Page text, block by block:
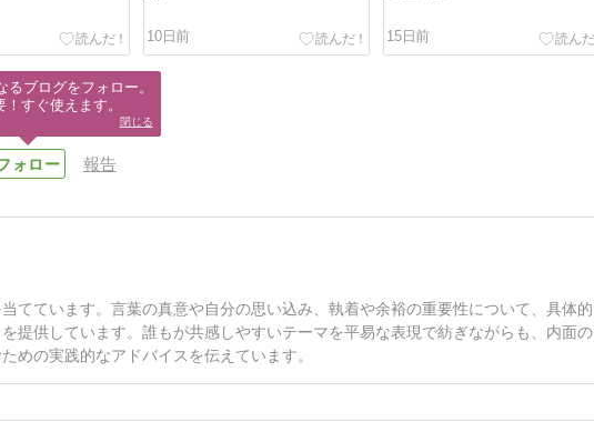
10日前 15日前
報告
てています。言葉の真意や自分の思い込み、執着や余裕の重要性について、具体的
提供しています。誰もが共感しやすいテーマを平易な表現で紡ぎながらも、内面の
めの実践的なアドバイスを伝えています。
るブログをフォロー。
すぐ使えます。
閉じる